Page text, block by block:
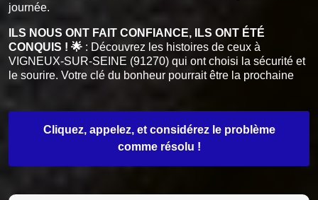
journée.
ILS NOUS ONT FAIT CONFIANCE, ILS ONT ÉTÉ
CONQUIS ! 🌟 : Découvrez les histoires de ceux à
VIGNEUX-SUR-SEINE (91270) qui ont choisi la sécurité et
le sourire. Votre clé du bonheur pourrait être la prochaine
Cliquez, appelez, et considérez le problème
comme résolu !